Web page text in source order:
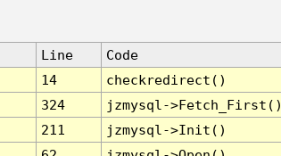
Line
Code
14
checkredirect()
324
jzmysql-
211
jzmysql->Init()